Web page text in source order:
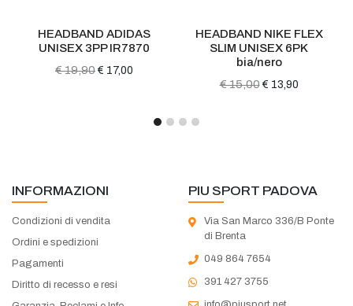
HEADBAND ADIDAS
UNISEX 3PP IR7870
€ 19,90 € 17,00
HEADBAND NIKE FLEX
SLIM UNISEX 6PK
bia/nero
€ 15,00 € 13,90
INFORMAZIONI
Condizioni di vendita
Ordini e spedizioni
Pagamenti
Diritto di recesso e resi
PIU SPORT PADOVA
Via San Marco 336/B Ponte
di Brenta
049 864 7654
391 427 3755